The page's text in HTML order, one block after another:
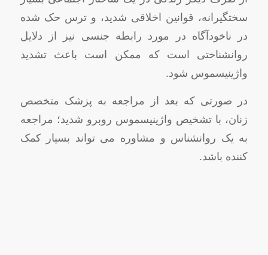
سختگیرانه، قوانین اخلاقی شدید، و ترس حک شده
در ناخودآگاه در مورد رابطه جنسی نیز از دلایل
روانشناختی است که ممکن است باعث تشدید
واژینیسموس شود.
در صورتی که بعد از مراجعه به پزشک متخصص
زنان، با تشخیص واژینیسموس روبرو شدید؛ مراجعه
به یک روانشناس و مشاوره می تواند بسیار کمک
کننده باشد.